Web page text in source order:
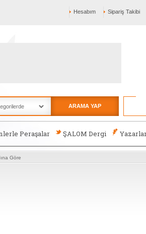
Sipariş Takibi
Hesabım
ARAMA YAP
Peraşalar ŞALOM Dergi
Göre